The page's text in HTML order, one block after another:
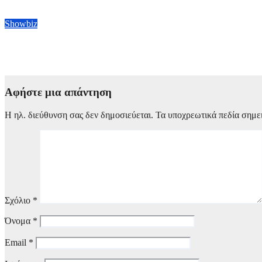
Showbiz
Αφήστε μια απάντηση
Η ηλ. διεύθυνση σας δεν δημοσιεύεται. Τα υποχρεωτικά πεδία
Σχόλιο *
Όνομα *
Email *